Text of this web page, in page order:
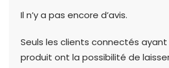
Il n’y a pas encore d’avis.
Seuls les clients connectés
produit ont la possibilité de